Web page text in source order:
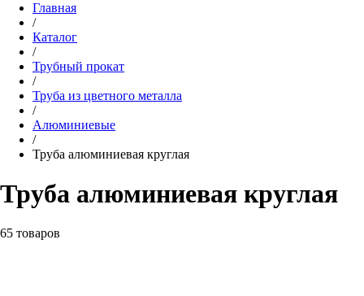
Главная
/
Каталог
/
Трубный прокат
/
Труба из цветного металла
/
Алюминиевые
/
Труба алюминиевая круглая
Труба алюминиевая круглая
65 товаров